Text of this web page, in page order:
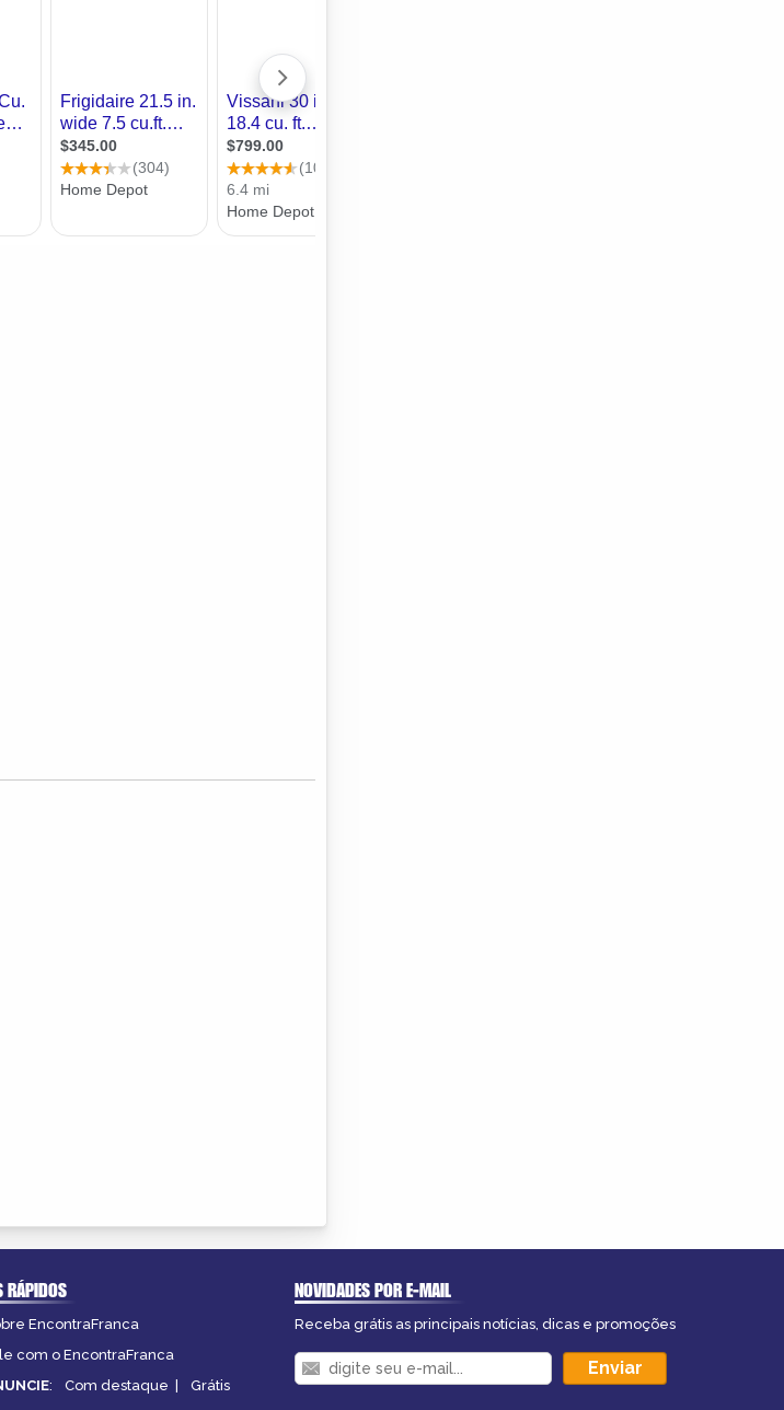
RÁPIDOS
EncontraFranca
com o EncontraFranca
: Com destaque | Grátis
NOVIDADES POR E-MAIL
Receba grátis as principais notícias, dicas e promoções